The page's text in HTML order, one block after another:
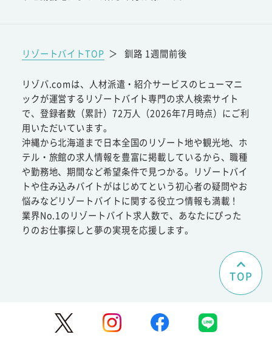
リゾートバイトTOP ＞ 釧路 1週間前後
リゾバ.comは、人材派遣・紹介サービスのヒューマニ
ックが運営するリゾートバイト専門の求人検索サイト
で、登録者数（累計）72万人（2026年7月時点）にご利
用いただいています。
沖縄から北海道まで日本全国のリゾート地や観光地、ホ
テル・旅館の求人情報を豊富に掲載しているから、職種
や勤務地、期間など希望条件で見つかる。リゾートバイ
トや住み込みバイトがはじめてという初心者の疑問やお
悩みなどリゾートバイトに関する役立つ情報も満載！
業界No.1のリゾートバイト求人数で、あなたにぴった
りのお仕事探しと夢の実現を応援します。
TOP